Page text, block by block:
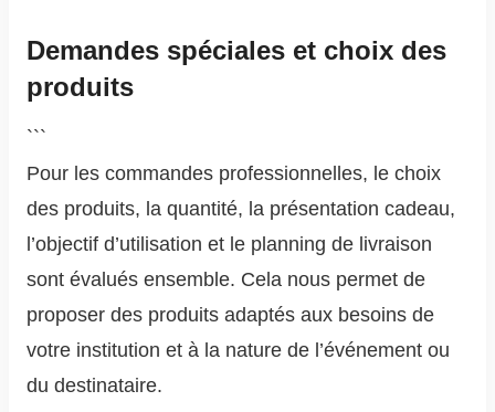
Demandes spéciales et choix des
produits
```
Pour les commandes professionnelles, le choix
des produits, la quantité, la présentation cadeau,
l’objectif d’utilisation et le planning de livraison
sont évalués ensemble. Cela nous permet de
proposer des produits adaptés aux besoins de
votre institution et à la nature de l’événement ou
du destinataire.